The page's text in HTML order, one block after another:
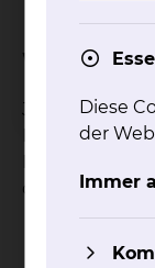
Welche
Je nach Lage
Bewegungen
oder gekräftigt
Diese
der
Immer